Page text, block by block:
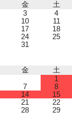
金
土
3
4
10
11
17
18
24
25
31
金
土
1
7
8
14
15
21
22
28
29